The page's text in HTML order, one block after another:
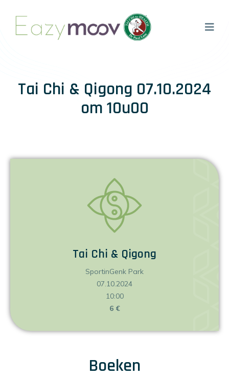
Tai Chi & Qigong 07.10.2024
om 10u00
Tai Chi & Qigong
SportinGenk Park
07.10.2024
10:00
6 €
Boeken